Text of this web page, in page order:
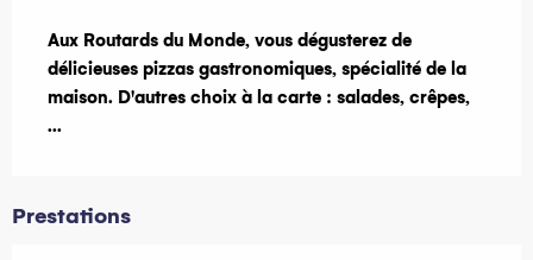
Aux Routards du Monde, vous dégusterez de
délicieuses pizzas gastronomiques, spécialité de la
maison. D'autres choix à la carte : salades, crêpes,
...
Prestations